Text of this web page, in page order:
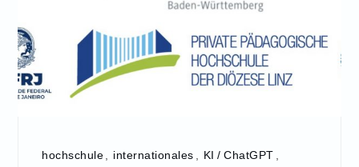
hochschule internationales KI / ChatGPT